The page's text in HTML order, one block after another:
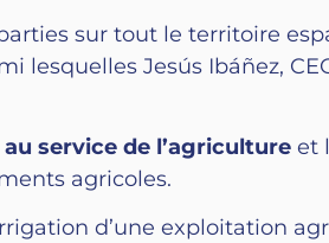
sur tout le territoire
lesquelles Jesús Ibáñez,
service de l’agriculture et
agricoles.
d’une exploitation